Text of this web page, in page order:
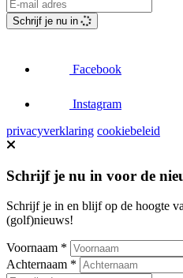
Schrijf je nu in
Facebook
Instagram
privacyverklaring cookiebeleid
Schrijf je nu in voor de
Schrijf je in en blijf op de hoogte
(golf)nieuws!
Voornaam *
Achternaam *